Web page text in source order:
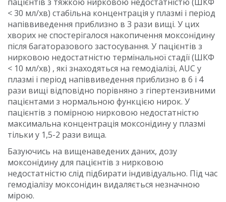
< 30 мл/хв) стабільна концентрація у плазмі і період
напіввиведення приблизно в 3 рази вищі. У цих
хворих не спостерігалося накопичення моксонідину
після багаторазового застосування. У пацієнтів з
нирковою недостатністю термінальної стадії (ШКФ
< 10 мл/хв) , які знаходяться на гемодіалізі, AUC у
плазмі і період напіввиведення приблизно в 6 і 4
рази вищі відповідно порівняно з гіпертензивними
пацієнтами з нормальною функцією нирок. У
пацієнтів з помірною нирковою недостатністю
максимальна концентрація моксонідину у плазмі
тільки у 1,5-2 рази вища.
Базуючись на вищенаведених даних, дозу
моксонідину для пацієнтів з нирковою
недостатністю слід підбирати індивідуально. Під час
гемодіалізу моксонідин видаляється незначною
мірою.